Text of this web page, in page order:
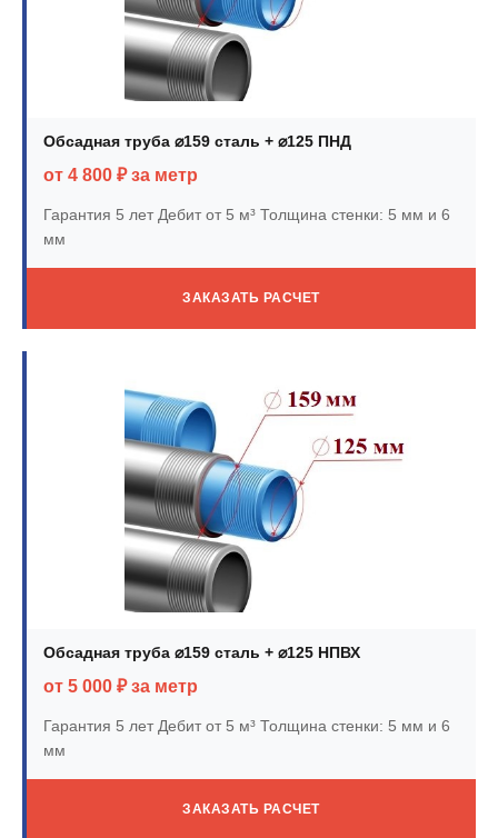
Обсадная труба ⌀159 сталь + ⌀125 ПНД
от 4 800 ₽ за метр
Гарантия 5 летДебит от 5 м³ Толщина стенки: 5 мм и 6
мм
ЗАКАЗАТЬ РАСЧЕТ
Обсадная труба ⌀159 сталь + ⌀125 НПВХ
от 5 000 ₽ за метр
Гарантия 5 летДебит от 5 м³ Толщина стенки: 5 мм и 6
мм
ЗАКАЗАТЬ РАСЧЕТ